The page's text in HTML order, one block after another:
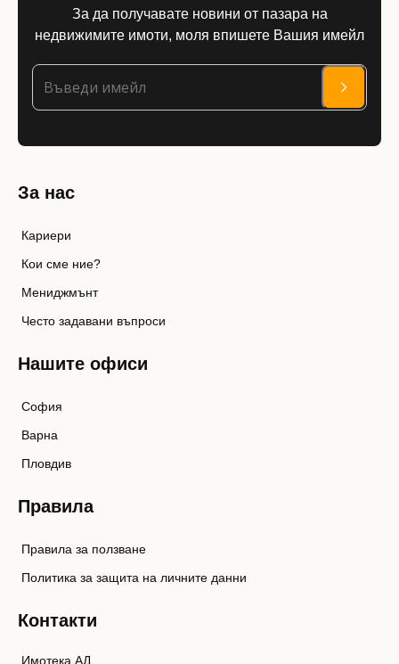
За да получавате новини от пазара на
недвижимите имоти, моля впишете Вашия имейл
За нас
Кариери
Кои сме ние?
Мениджмънт
Често задавани въпроси
Нашите офиси
София
Варна
Пловдив
Правила
Правила за ползване
Политика за защита на личните данни
Контакти
Имотека АД